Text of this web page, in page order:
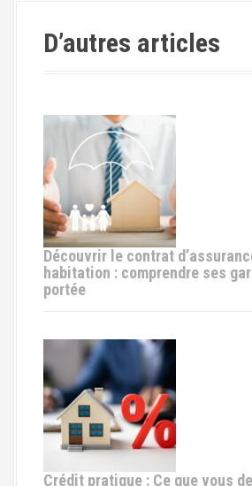
D’autres articles
Découvrir le contrat
habitation : comprendre ses
portée
Crédit pratique : Ce que vous